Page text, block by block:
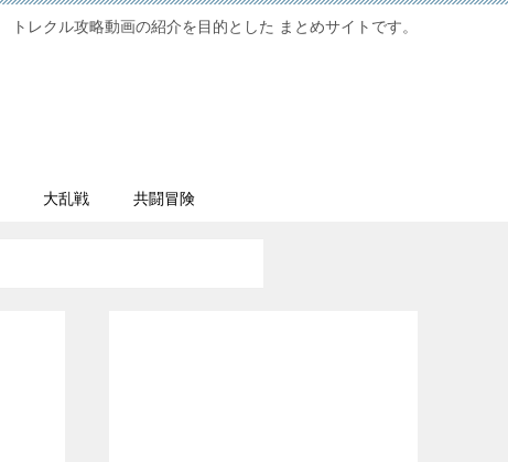
トレクル攻略動画の紹介を目的とした まとめサイトです。
大乱戦 共闘冒険